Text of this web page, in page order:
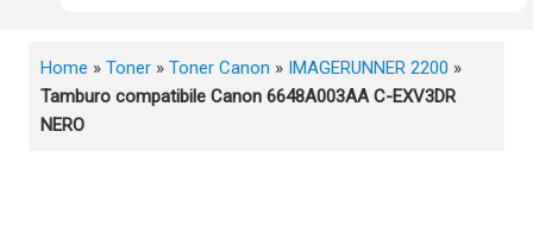
Home » Toner » Toner Canon » IMAGERUNNER 2200 »
Tamburo compatibile Canon 6648A003AA C-EXV3DR
NERO